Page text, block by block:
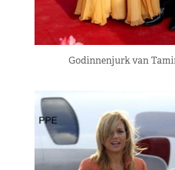
Godinnenjurk van